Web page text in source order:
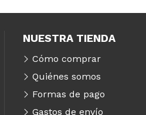
NUESTRA TIENDA
Cómo comprar
Quiénes somos
Formas de pago
Gastos de envío